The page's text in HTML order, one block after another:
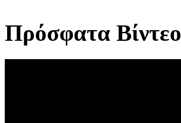
Πρόσφατα Βίντεο